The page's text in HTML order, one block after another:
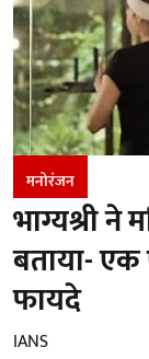
मनोरंजन
भाग्यश्री
बताया-
फायदे
IANS